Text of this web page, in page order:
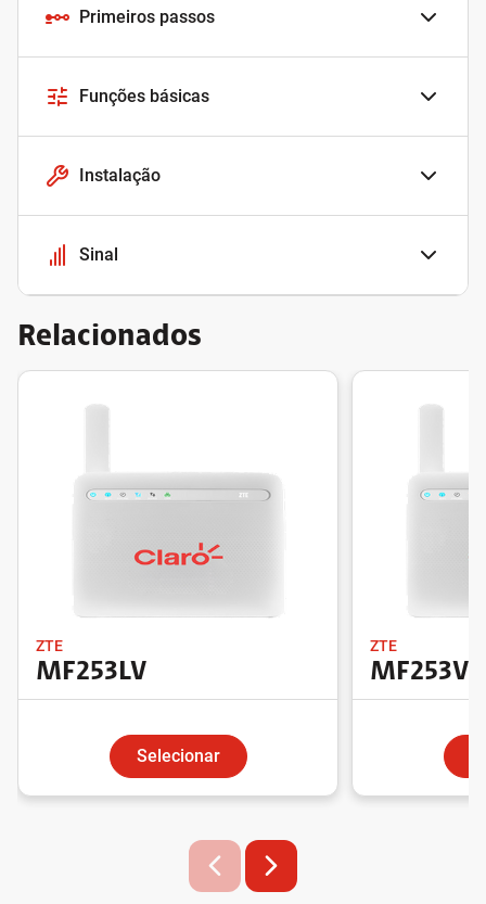
Primeiros passos
Funções básicas
Instalação
Sinal
Relacionados
ZTE
MF253LV
Selecionar
ZTE
MF253V